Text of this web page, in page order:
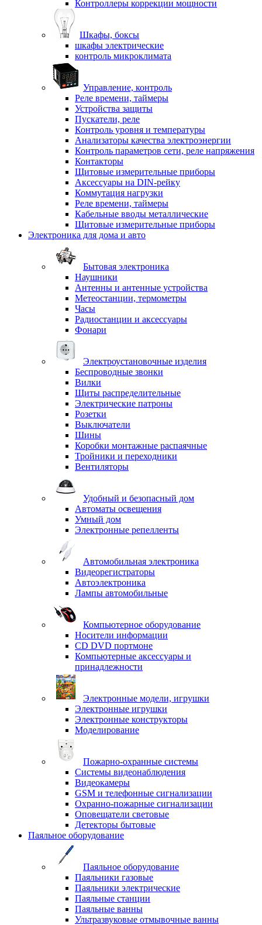
Контроллеры коррекции мощности
Шкафы, боксы
шкафы электрические
контроль микроклимата
Управление, контроль
Реле времени, таймеры
Устройства защиты
Пускатели, реле
Контроль уровня и температуры
Анализаторы качества электроэнергии
Контроль параметров сети, реле напряжения
Контакторы
Щитовые измерительные приборы
Аксессуары на DIN-рейку
Коммутация нагрузки
Реле времени, таймеры
Кабельные вводы металлические
Щитовые измерительные приборы
Электроника для дома и авто
Бытовая электроника
Наушники
Антенны и антенные устройства
Метеостанции, термометры
Часы
Радиостанции и аксессуары
Фонари
Электроустановочные изделия
Беспроводные звонки
Вилки
Щиты распределительные
Электрические патроны
Розетки
Выключатели
Шины
Коробки монтажные распаячные
Тройники и переходники
Вентиляторы
Удобный и безопасный дом
Автоматы освещения
Умный дом
Электронные репелленты
Автомобильная электроника
Видеорегистраторы
Автоэлектроника
Лампы автомобильные
Компьютерное оборудование
Носители информации
CD DVD портмоне
Компьютерные аксессуары и
принадлежности
Электронные модели, игрушки
Электронные игрушки
Электронные конструкторы
Моделирование
Пожарно-охранные системы
Системы видеонаблюдения
Видеокамеры
GSM и телефонные сигнализации
Охранно-пожарные сигнализации
Оповещатели световые
Детекторы бытовые
Паяльное оборудование
Паяльное оборудование
Паяльники газовые
Паяльники электрические
Паяльные станции
Паяльные ванны
Ультразвуковые отмывочные ванны